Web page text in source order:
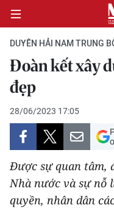
CHÍNH TRỊ
KINH TẾ
VĂN HÓA
XÃ HỘI
PHÁP LUẬT
DUYÊN HẢI NAM TRUNG
Đoàn kết xây
đẹp
28/06/2023 17:05
Được sự quan tâm,
Nhà nước và sự nỗ
quyền, nhân dân